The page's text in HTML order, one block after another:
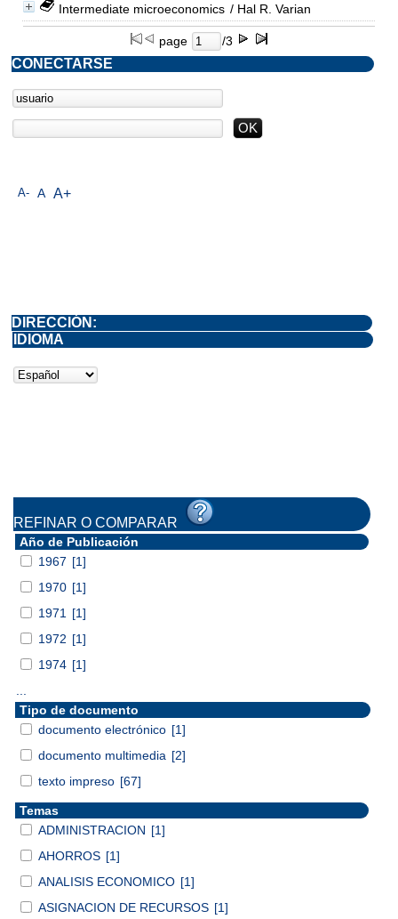
Intermediate microeconomics / Hal R. Varian
page /3
A- A A+
CONECTARSE
DIRECCIÓN:
IDIOMA
REFINAR O COMPARAR
Año de Publicación
1967 [1]
1970 [1]
1971
[1]
1972 [1]
1974 [1]
Tipo de documento
documento electrónico [1]
documento multimedia [2]
texto impreso [67]
Temas
ADMINISTRACION [1]
AHORROS [1]
ANALISIS ECONOMICO [1]
ASIGNACION DE RECURSOS [1]